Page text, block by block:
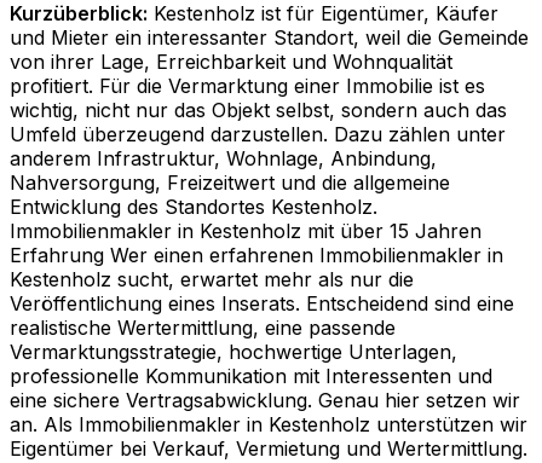
Kurzüberblick: Kestenholz ist für Eigentümer, Käufer
und Mieter ein interessanter Standort, weil die Gemeinde
von ihrer Lage, Erreichbarkeit und Wohnqualität
profitiert. Für die Vermarktung einer Immobilie ist es
wichtig, nicht nur das Objekt selbst, sondern auch das
Umfeld überzeugend darzustellen. Dazu zählen unter
anderem Infrastruktur, Wohnlage, Anbindung,
Nahversorgung, Freizeitwert und die allgemeine
Entwicklung des Standortes Kestenholz.
Immobilienmakler in Kestenholz mit über 15 Jahren
Erfahrung Wer einen erfahrenen Immobilienmakler in
Kestenholz sucht, erwartet mehr als nur die
Veröffentlichung eines Inserats. Entscheidend sind eine
realistische Wertermittlung, eine passende
Vermarktungsstrategie, hochwertige Unterlagen,
professionelle Kommunikation mit Interessenten und
eine sichere Vertragsabwicklung. Genau hier setzen wir
an. Als Immobilienmakler in Kestenholz unterstützen wir
Eigentümer bei Verkauf, Vermietung und Wertermittlung.